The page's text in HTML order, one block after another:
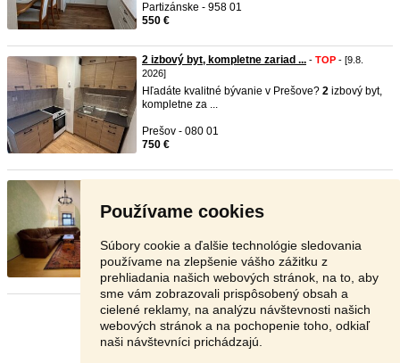
Používame cookies
Súbory cookie a ďalšie technológie sledovania
používame na zlepšenie vášho zážitku z
prehliadania našich webových stránok, na to, aby
sme vám zobrazovali prispôsobený obsah a
cielené reklamy, na analýzu návštevnosti našich
webových stránok a na pochopenie toho, odkiaľ
naši návštevníci prichádzajú.
Partizánske - 958 01
550 €
2 izbový byt, kompletne zariad ... - TOP - [9.8.
2026]
Hľadáte kvalitné bývanie v Prešove? 2 izbový byt,
kompletne za ...
Prešov - 080 01
750 €
2 izbovybyt v uplnom centre mesta Banska
Banská Štiavnica - 969 01
590 €
Stránka: 1 2 3 Ďalšia